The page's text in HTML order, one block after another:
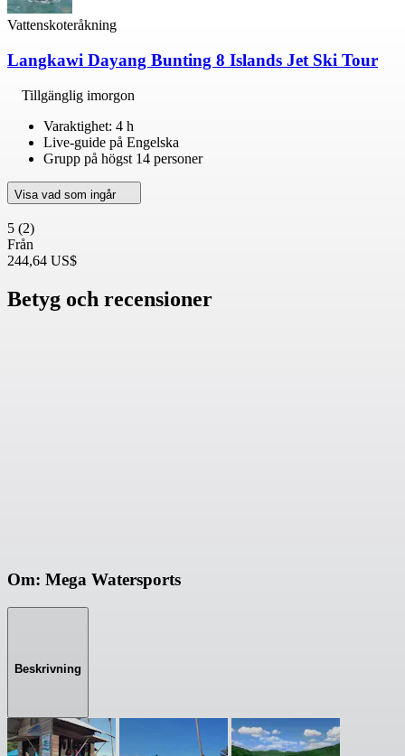
Vattenskoteråkning
Langkawi Dayang Bunting 8 Islands Jet Ski Tour
Tillgänglig imorgon
Varaktighet: 4 h
Live-guide på Engelska
Grupp på högst 14 personer
Visa vad som ingår
5 (2)
Från
244,64 US$
Betyg och recensioner
Om: Mega Watersports
Beskrivning